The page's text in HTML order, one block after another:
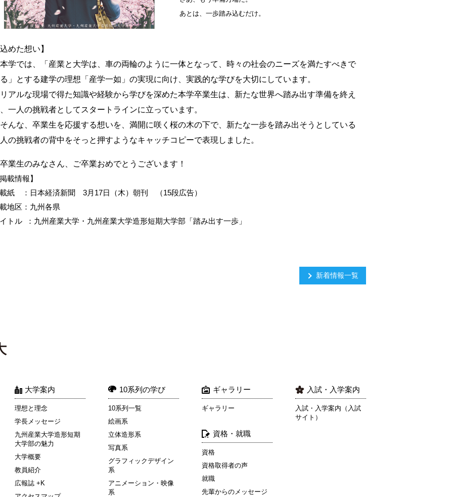
あとは、一歩踏み込むだけ。
込めた想い】
学では、「産業と大学は、車の両輪のように一体となって、時々の社会のニーズを満たすべきで
」とする建学の理想「産学一如」の実現に向け、実践的な学びを大切にしています。
アルな現場で得た知識や経験から学びを深めた本学卒業生は、新たな世界へ踏み出す準備を終え
一人の挑戦者としてスタートラインに立っています。
んな、卒業生を応援する想いを、満開に咲く桜の木の下で、新たな一歩を踏み出そうとしている
の挑戦者の背中をそっと押すようなキャッチコピーで表現しました。
業生のみなさん、ご卒業おめでとうございます！
掲載情報】
紙 ：日本経済新聞 3月17日（木）朝刊 （15段広告）
地区：九州各県
トル ：九州産業大学・九州産業大学造形短期大学部「踏み出す一歩」
新着情報一覧
大学案内
理想と理念
学長メッセージ
九州産業大学造形短期
大学部の魅力
大学概要
教員紹介
広報誌 +K
10系列の学び
10系列一覧
絵画系
立体造形系
写真系
グラフィックデザイン
系
アニメーション・映像
系
ギャラリー
ギャラリー
資格・就職
資格
資格取得者の声
就職
先輩からのメッセージ
入試・入学案内
入試・入学案内（入試
サイト）